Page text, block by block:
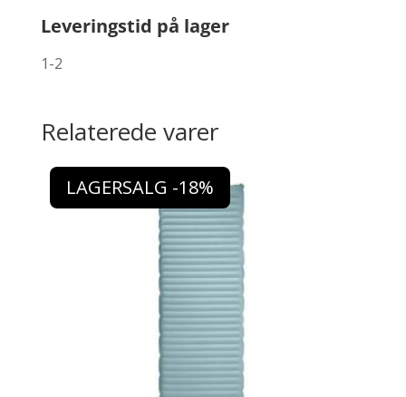
Leveringstid på lager
1-2
Relaterede varer
LAGERSALG -18%